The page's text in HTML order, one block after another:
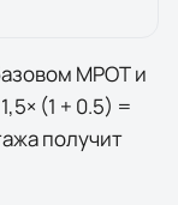
МРОТ и
1,5× (1 + 0.5) =
получит